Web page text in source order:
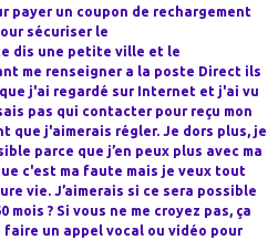
payer un coupon de rechargement
sécuriser le
dis une petite ville et le
me renseigner a la poste Direct ils
j'ai regardé sur Internet et j'ai vu
pas qui contacter pour reçu mon
que j'aimerais régler. Je dors plus, je
parce que j’en peux plus avec ma
c'est ma faute mais je veux tout
vie. J’aimerais si ce sera possible
mois ? Si vous ne me croyez pas, ça
faire un appel vocal ou vidéo pour